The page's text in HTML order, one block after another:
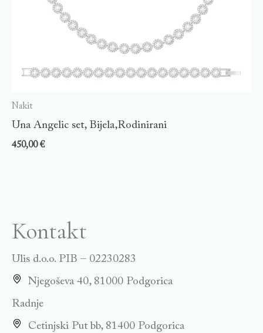
Nakit
Una Angelic set, Bijela,Rodinirani
450,00€
Kontakt
Ulis d.o.o. PIB – 02230283
Njegoševa 40, 81000 Podgorica
Radnje
Cetinjski Put bb, 81400 Podgorica